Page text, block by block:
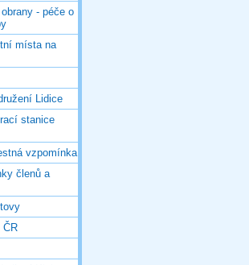
- péče o
místa na
Lidice
stanice
vzpomínka
členů a
ČR